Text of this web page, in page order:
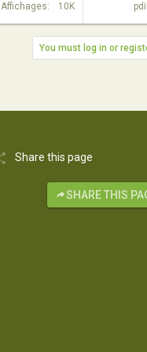
Affichages 10K
You must log in or
Share this page
SHARE THIS